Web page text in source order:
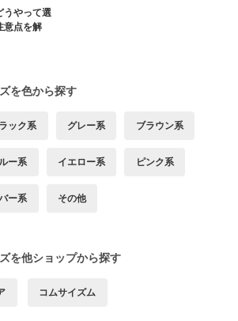
うやって選
意点を解
を色から探す
ック系 グレー系 ブラウン系
ー系 イエロー系 ピンク系
ー系 その他
を他ショップから探す
コムサイズム